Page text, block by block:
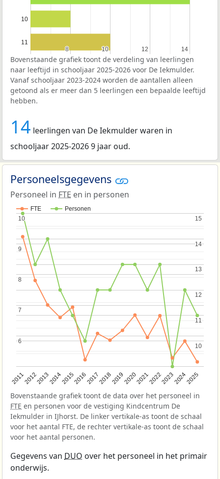
8
8 10
10 12
12 14
14
10
11
Bovenstaande grafiek toont de verdeling van leerlingen
naar leeftijd in schooljaar 2025-2026 voor De Iekmulder.
Vanaf schooljaar 2023-2024 worden de aantallen alleen
getoond als er meer dan 5 leerlingen een bepaalde leeftijd
hebben.
14 leerlingen van De Iekmulder waren in
schooljaar 2025-2026 9 jaar oud.
Personeelsgegevens
Personeel in FTE en in personen
FTE Personen
201120122013201420152016201720182019202020212022202320242025
6
6
7
7
8
8
9
9
10
10
10
10
11
11
12
12
13
13
14
14
15
15
Bovenstaande grafiek toont de data over het personeel in
FTE en personen voor de vestiging Kindcentrum De
Iekmulder in IJhorst. De linker vertikale-as toont de schaal
voor het aantal FTE, de rechter vertikale-as toont de schaal
voor het aantal personen.
Gegevens van DUO over het personeel in het primair
onderwijs.